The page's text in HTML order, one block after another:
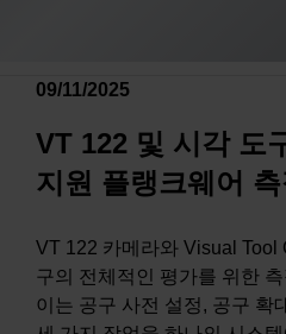
09/11/2025
VT 122 및 시각 도
지원 플랭크웨어 측
VT 122 카메라와 Visual Tool
구의 전체적인 평가를 위한
이는 공구 사전 설정, 공구 확